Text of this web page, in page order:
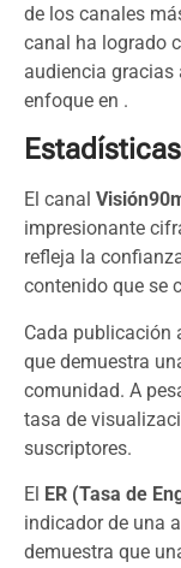
de los canales
canal ha logrado
audiencia gracias
enfoque en .
El canal
impresionante
refleja la
contenido que se
Cada publicación
que demuestra
comunidad. A
tasa de
suscriptores.
El ER (Tasa de
indicador de una
demuestra que